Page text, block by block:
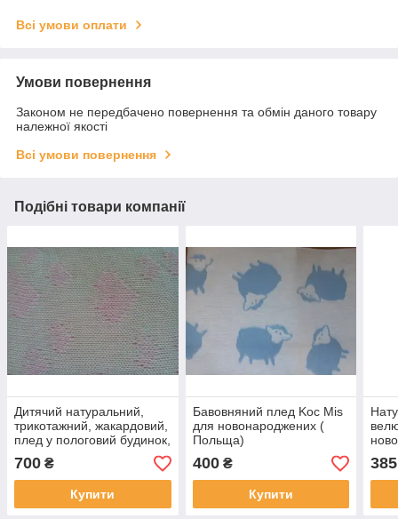
Всі умови оплати
Умови повернення
Законом не передбачено повернення та обмін даного товару
належної якості
Всі умови повернення
Подібні товари компанії
Дитячий натуральний,
трикотажний, жакардовий,
плед у пологовий будинок,
у коляску (Україна)
700 ₴
Купити
Бавовняний плед Koc Mis
для новонароджених (
Польща)
400₴
Купити
385